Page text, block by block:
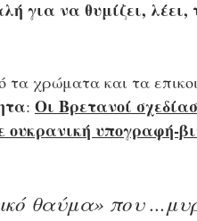
για να θυμίζει,
χρώματα και τα
: Οι Βρετανοί
ουκρανική υπογραφή-
θαύμα» που